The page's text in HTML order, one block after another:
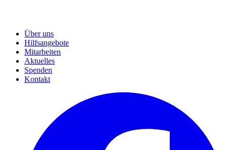
Über uns
Hilfsangebote
Mitarbeiten
Aktuelles
Spenden
Kontakt